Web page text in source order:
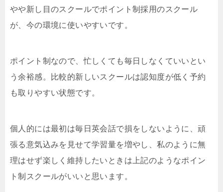
やや新し目のスクールでポイント制採用のスクール
が、今の環境に使いやすいです。
ポイント制なので、忙しくても毎日しなくていいとい
う余裕感。比較的新しいスクールは認知度が低く予約
も取りやすい状態です。
個人的には最初は毎日英会話で損をしないように、頑
張る意気込みを見せて学習量を増やし、私のように無
理はせず楽しく維持したいときは上記のようなポイン
ト制スクールがいいと思います。